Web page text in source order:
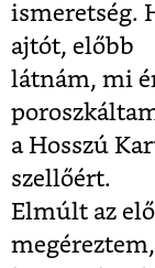
ismeretség.
ajtót, előbb
látnám, mi
a Hosszú
szellőért.
Elmúlt az
megéreztem,